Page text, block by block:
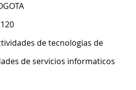
de tecnologias de
de servicios informaticos